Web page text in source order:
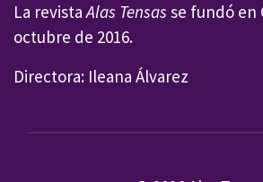
La revistaAlas Tensas se fundó en
octubre de 2016.
Directora: Ileana Álvarez